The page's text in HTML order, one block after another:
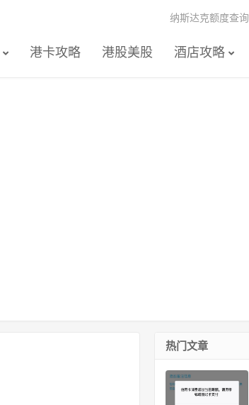
港卡攻略 港股美股 酒店攻略
纳斯达克额度查询
热门文章